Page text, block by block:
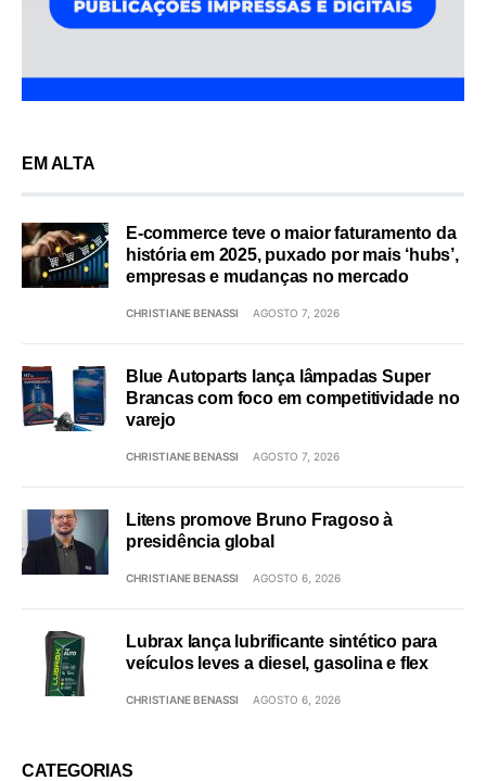
EM ALTA
E-commerce teve o maior faturamento da
história em 2025, puxado por mais ‘hubs’,
empresas e mudanças no mercado
CHRISTIANE BENASSI AGOSTO 7, 2026
Blue Autoparts lança lâmpadas Super
Brancas com foco em competitividade no
varejo
CHRISTIANE BENASSI AGOSTO 7, 2026
Litens promove Bruno Fragoso à
presidência global
CHRISTIANE BENASSI AGOSTO 6, 2026
Lubrax lança lubrificante sintético para
veículos leves a diesel, gasolina e flex
CHRISTIANE BENASSI AGOSTO 6, 2026
CATEGORIAS